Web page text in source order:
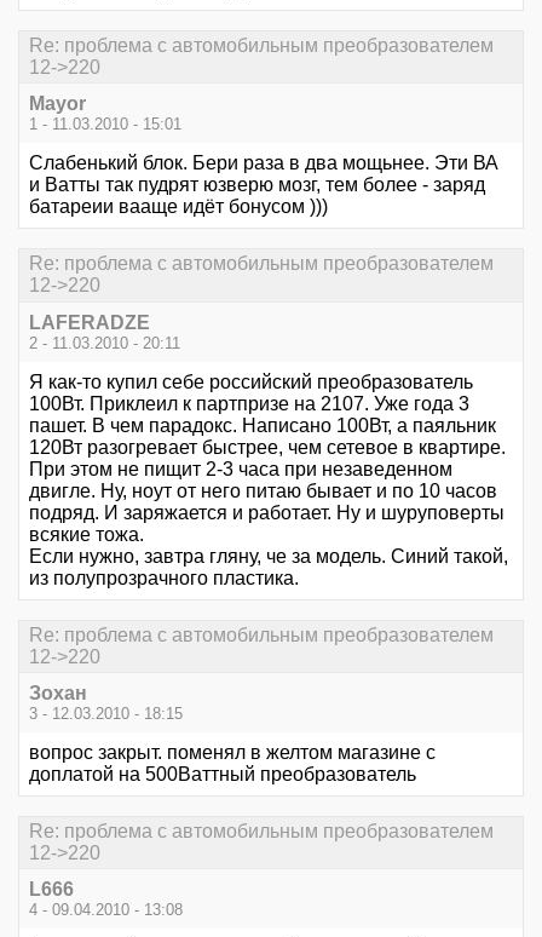
Re: проблема с автомобильным преобразователем
12->220
Mayor
1 - 11.03.2010 - 15:01
Слабенький блок. Бери раза в два мощьнее. Эти ВА
и Ватты так пудрят юзверю мозг, тем более - заряд
батареии вааще идёт бонусом )))
Re: проблема с автомобильным преобразователем
12->220
LAFERADZE
2 - 11.03.2010 - 20:11
Я как-то купил себе российский преобразователь
100Вт. Приклеил к партпризе на 2107. Уже года 3
пашет. В чем парадокс. Написано 100Вт, а паяльник
120Вт разогревает быстрее, чем сетевое в квартире.
При этом не пищит 2-3 часа при незаведенном
двигле. Ну, ноут от него питаю бывает и по 10 часов
подряд. И заряжается и работает. Ну и шуруповерты
всякие тожа.
Если нужно, завтра гляну, че за модель. Синий такой,
из полупрозрачного пластика.
Re: проблема с автомобильным преобразователем
12->220
Зохан
3 - 12.03.2010 - 18:15
вопрос закрыт. поменял в желтом магазине с
доплатой на 500Ваттный преобразователь
Re: проблема с автомобильным преобразователем
12->220
L666
4 - 09.04.2010 - 13:08